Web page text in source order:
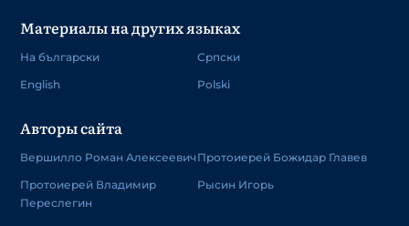
Материалы на других языках
На български
English
Српски
Polski
Авторы сайта
Вершилло Роман Алексеевич
Протоиерей Владимир
Переслегин
Протоиерей Божидар Главев
Рысин Игорь